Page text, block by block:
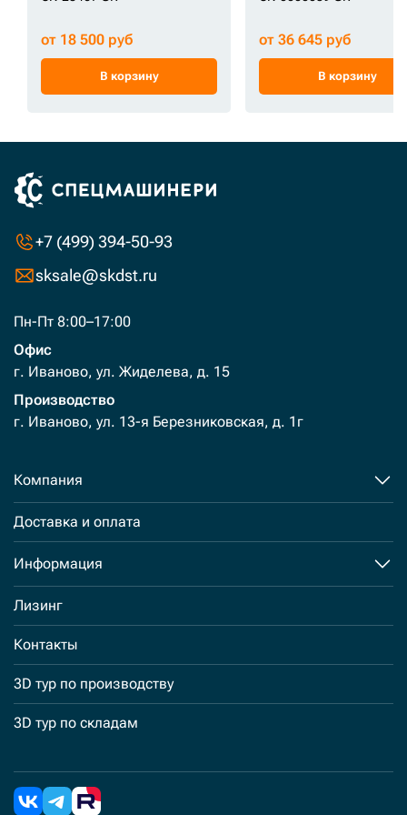
от 18 500 руб
В корзину
от 36 645 руб
В корзину
+7 (499) 394-50-93
sksale@skdst.ru
Пн-Пт 8:00–17:00
Офис
г. Иваново, ул. Жиделева, д. 15
Производство
г. Иваново, ул. 13-я Березниковская, д. 1г
Компания
Доставка и оплата
Информация
Лизинг
Контакты
3D тур по производству
3D тур по складам